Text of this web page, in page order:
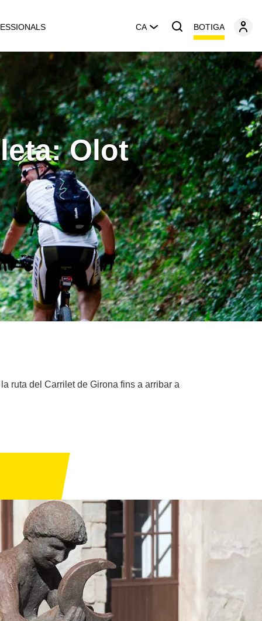
CA BOTIGA
Olot
ruta del Carrilet de Girona fins a arribar a